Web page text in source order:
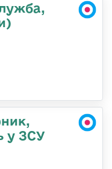
у ЗСУ